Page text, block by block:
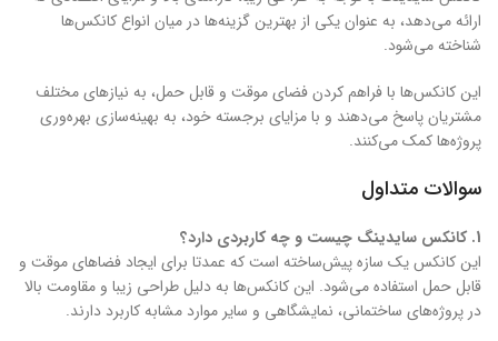
ارائه می‌دهد، به عنوان یکی از بهترین گزینه‌ها در میان انواع کانکس‌ها
شناخته می‌شود.
این کانکس‌ها با فراهم کردن فضای موقت و قابل حمل، به نیازهای مختلف
مشتریان پاسخ می‌دهند و با مزایای برجسته خود، به بهینه‌سازی بهره‌وری
پروژه‌ها کمک می‌کنند.
سوالات متداول
1. کانکس سایدینگ چیست و چه کاربردی دارد؟
این کانکس یک سازه پیش‌ساخته است که عمدتا برای ایجاد فضاهای موقت و
قابل حمل استفاده می‌شود. این کانکس‌ها به دلیل طراحی زیبا و مقاومت بالا
در پروژه‌های ساختمانی، نمایشگاهی و سایر موارد مشابه کاربرد دارند.